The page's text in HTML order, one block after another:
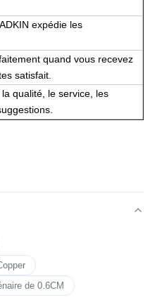
expédie les
quand vous recevez
satisfait.
qualité, le service, les
de 0.6CM